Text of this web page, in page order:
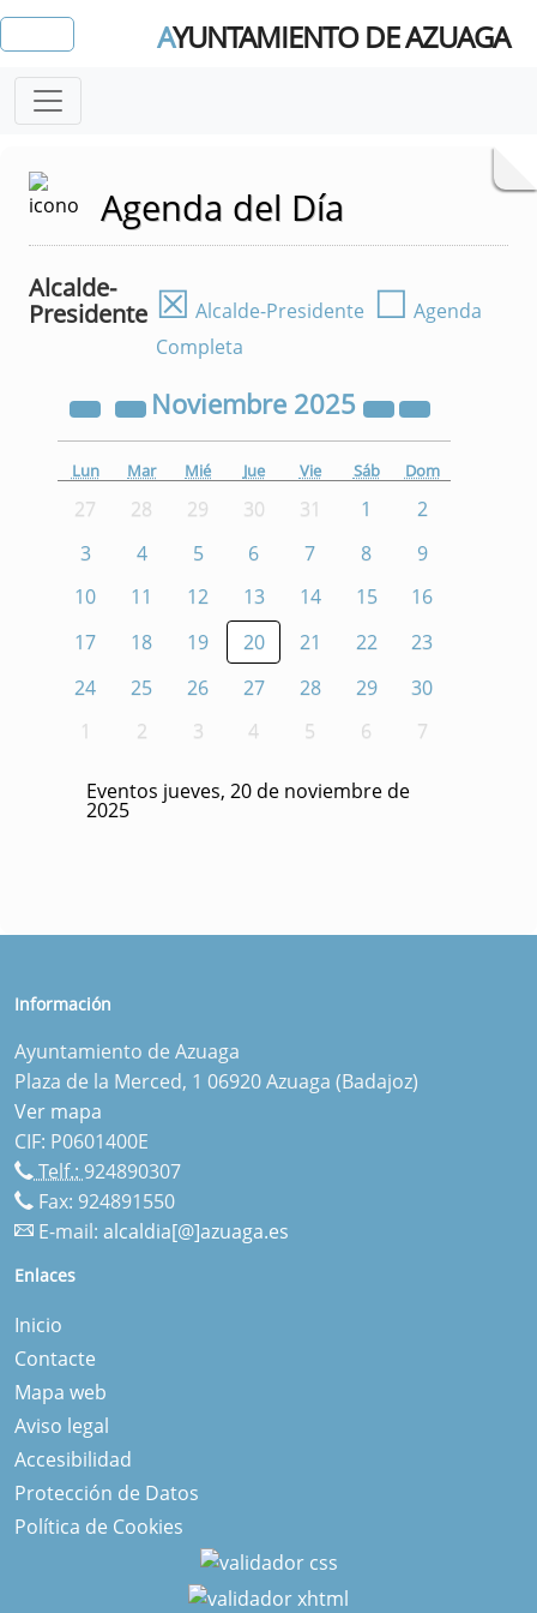
AYUNTAMIENTO DE AZUAGA
Agenda del Día
Alcalde-
Presidente ☒ Alcalde-Presidente ☐ Agenda
Completa
Noviembre 2025
Lun Mar Mié Jue Vie Sáb Dom
27 28 29 30 31 1
2
3
4 5 6 7 8
9
10
11 12 13 14 15
16
17
18 19 20 21 22
23
24
25 26 27 28 29
30
1
2 3 4 5 6 7
Eventos jueves, 20 de noviembre de
2025
Información
Ayuntamiento de Azuaga
Plaza de la Merced, 1 06920 Azuaga (Badajoz)
Ver mapa
CIF: P0601400E
Telf.: 924890307
Fax: 924891550
E-mail: alcaldia[@]azuaga.es
Enlaces
Inicio
Contacte
Mapa web
Aviso legal
Accesibilidad
Protección de Datos
Política de Cookies